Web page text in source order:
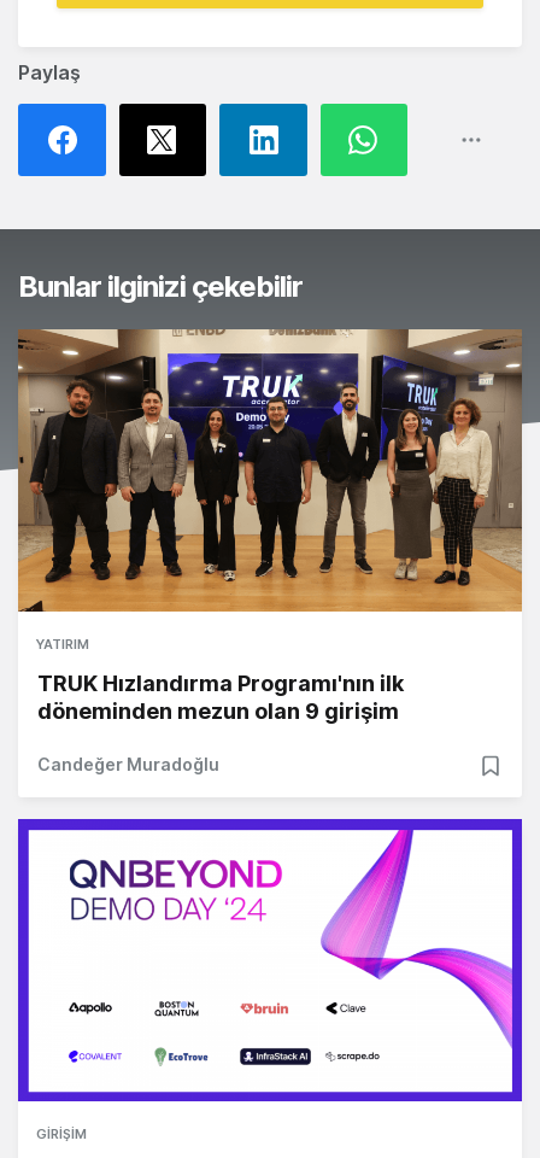
Paylaş
Bunlar ilginizi çekebilir
YATIRIM
TRUK Hızlandırma Programı'nın ilk
döneminden mezun olan 9 girişim
Candeğer Muradoğlu
GIRIŞIM